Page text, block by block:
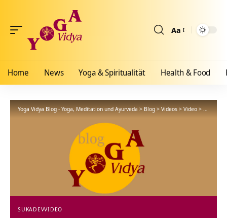
Aa
Home News Yoga & Spiritualität Health & Food
Yoga Vidya Blog - Yoga, Meditation und Ayurveda>Blog>Videos>Video>Yoga bis
SUKADEVVIDEO